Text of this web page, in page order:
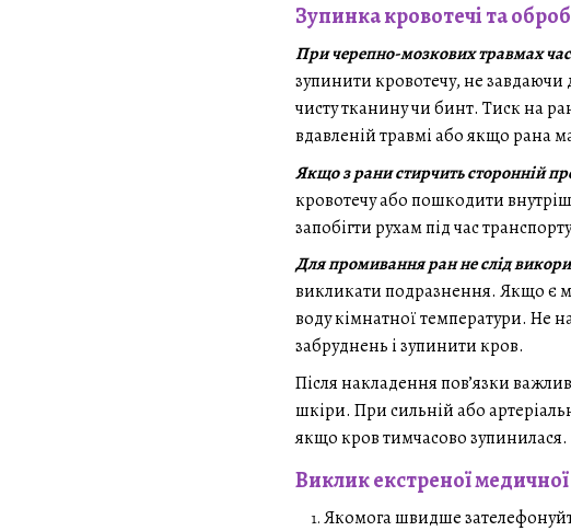
Зупинка кровотечі та
При черепно-мозкових травмах
зупинити кровотечу, не
чисту тканину чи бинт. Тиск на
вдавленій травмі або якщо рана
Якщо з рани стирчить сторонній
кровотечу або пошкодити
запобігти рухам під час
Для промивання ран не слід
викликати подразнення. Якщо є
воду кімнатної температури. Не
забруднень і зупинити кров.
Після накладення пов’язки
шкіри. При сильній або
якщо кров тимчасово зупинилася.
Виклик екстреної
Якомога швидше